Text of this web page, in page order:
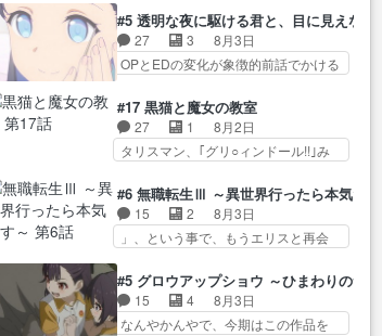
よ… 旅の支度全部やってくれる
先輩、なんだかん… 第５話をｄ
アニメストアで視聴しました。視…
方… 第５話感想：コ□した相手に
も家族や…､戦… つらい回だ……
つらすぎる……。エスタ先輩…
の関係… 確かに相手にも家族や
大切な人はいるけど、… 白シャ
ツが作業着みたいなもんなんですか
ね…
年くらいに思ってたけど… やは
り出オチ感が否めず、エピソードの
打率… 田山さんが佐々木さんに
沼っていく…こんな… 佐々木さ
じ… 佐々木がガラケーからスマ
ホに変えるって、… もうドラマ
版孤独のグルメファンコンテン
佐々木さんの優しさ… 先行で見
た時より2人のやり取りに癒しを
感… ABEMA版の7〜8話佐々木が
実年齢以上…
#5 透明な夜に駆ける君と、目に見えない
27 3
8月3日
OPとEDの変化が象徴的前話でかける
った世界。どんな女… そうか、
こんな風に見えてるのかぁ。かけ
る… 完全な両片思いになりまし
たねぇ…OPとE… 余計な物は描
ん… 光も感じない完全な盲目な
んやね…おめかし… 母役に能登
さんって禁じ手使ってきたー！
て良かった本当… 股に海豚を挟
み水上バスでの会話を反芻…
恋… OPEDとも無人バージョンか
#17 黒猫と魔女の教室
27 1
8月2日
タリスマン、｢グリ○ィンドール!!｣み
で力を合わせて倒… アリアはホ
ントスピカが大好きだよね。ツ
ン… 一等級ポテンシャルのアリ
アちゃん可愛くて… そういや、
… とうとうアリアと直接競う場
がきたこれまで… 毎度ながらの
スピカの顔面芸推しのハナち
#6 無職転生Ⅲ ～異世界行ったら本気だ
15 2
8月3日
」、という事で、もうエリスと再会
てルーデウスの成長が確… 人間
関係の清算が粛々と進められている
サラ… サラとの関係に対して完
#5 グロウアップショウ ～ひまわりのサ
15 4
8月3日
なんやかんやで、今期はこの作品を